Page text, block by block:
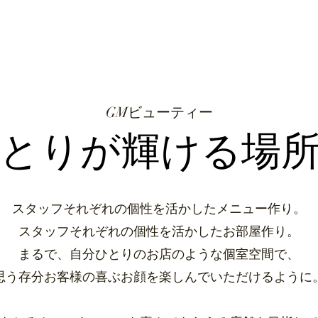
GMビューティー
りが輝ける場
スタッフそれぞれの個性を活かしたメニュー作り。
スタッフそれぞれの個性を活かしたお部屋作り。
まるで、自分ひとりのお店のような個室空間で、
う存分お客様の喜ぶお顔を楽しんでいただけるように。